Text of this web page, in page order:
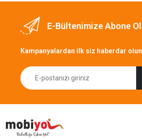
E-Bültenimize Abone
Kampanyalardan ilk siz haberdar